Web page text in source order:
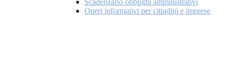
Scadenzario obblighi amministrativi
Oneri informativi per cittadini e imprese